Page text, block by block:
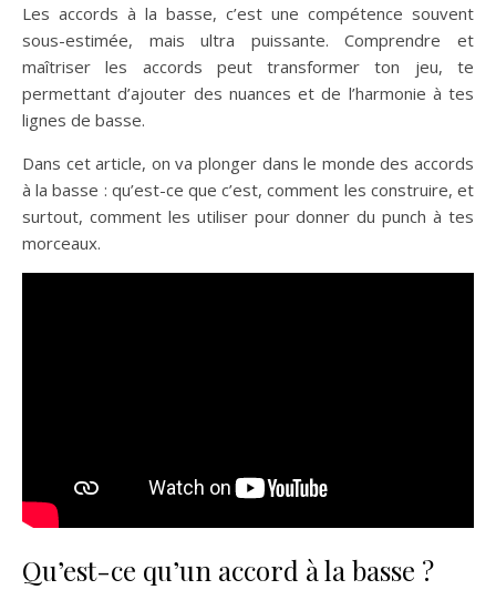
Les accords à la basse, c’est une compétence souvent
sous-estimée, mais ultra puissante. Comprendre et
maîtriser les accords peut transformer ton jeu, te
permettant d’ajouter des nuances et de l’harmonie à tes
lignes de basse.
Dans cet article, on va plonger dans le monde des accords
à la basse : qu’est-ce que c’est, comment les construire, et
surtout, comment les utiliser pour donner du punch à tes
morceaux.
Qu’est-ce qu’un accord à la basse ?